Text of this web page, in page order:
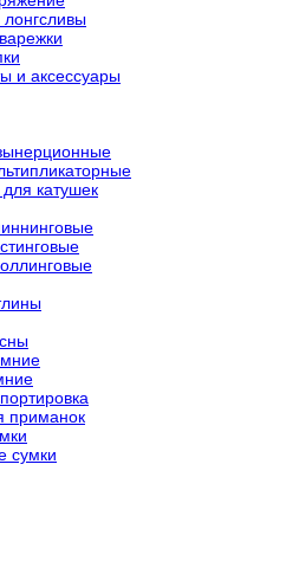
лонгсливы
и аксессуары
катушек
приманок
сумки